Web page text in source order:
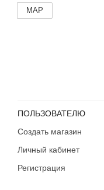
MAP
ПОЛЬЗОВАТЕЛЮ
Создать магазин
Личный кабинет
Регистрация